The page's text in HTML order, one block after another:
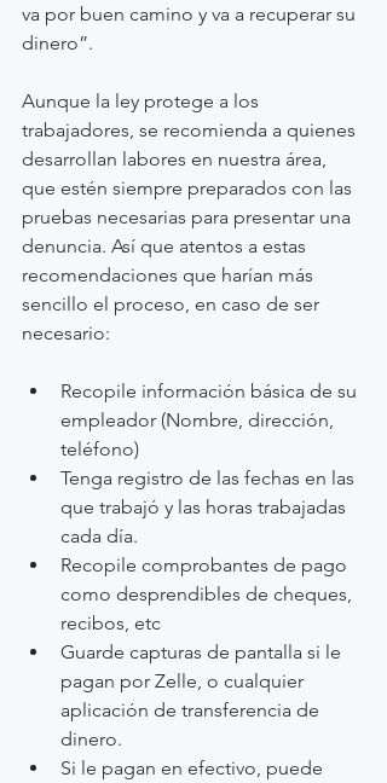
va por buen camino y va a recuperar su
dinero”.
Aunque la ley protege a los
trabajadores, se recomienda a quienes
desarrollan labores en nuestra área,
que estén siempre preparados con las
pruebas necesarias para presentar una
denuncia. Así que atentos a estas
recomendaciones que harían más
sencillo el proceso, en caso de ser
necesario:
Recopile información básica de su
empleador (Nombre, dirección,
teléfono)
Tenga registro de las fechas en las
que trabajó y las horas trabajadas
cada día.
Recopile comprobantes de pago
como desprendibles de cheques,
recibos, etc
Guarde capturas de pantalla si le
pagan por Zelle, o cualquier
aplicación de transferencia de
dinero.
Si le pagan en efectivo, puede